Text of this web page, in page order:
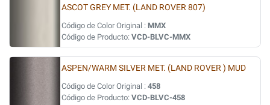
ASCOT GREY MET. (LAND ROVER 807)
Código de Color Original : MMX
Código de Producto: VCD-BLVC-MMX
ASPEN/WARM SILVER MET. (LAND ROVER ) MUD
Código de Color Original : 458
Código de Producto: VCD-BLVC-458